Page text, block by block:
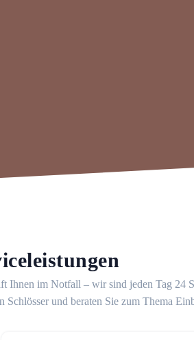
Ihnen im Notfall – wir sind jeden Tag 24
und beraten Sie zum Thema